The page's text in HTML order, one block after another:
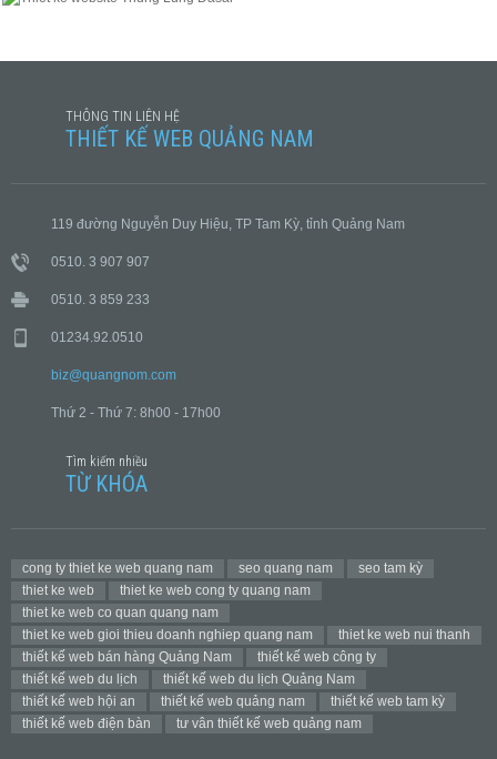
THÔNG TIN LIÊN HỆ
THIẾT KẾ WEB QUẢNG NAM
119 đường Nguyễn Duy Hiệu, TP Tam Kỳ, tỉnh Quảng Nam
0510. 3 907 907
0510. 3 859 233
01234.92.0510
biz@quangnom.com
Thứ 2 - Thứ 7: 8h00 - 17h00
Tìm kiếm nhiều
TỪ KHÓA
cong ty thiet ke web quang nam seo quang nam
seo tam kỳ
thiet ke web
thiet ke web cong ty quang nam
thiet ke web co quan quang nam
thiet ke web gioi thieu doanh nghiep quang nam
thiet ke web nui thanh
thiết kế web bán hàng Quảng Nam
thiết kế web công ty
thiết kế web du lịch
thiết kế web du lịch Quảng Nam
thiết kế web hội an
thiết kế web quảng nam
thiết kế web tam kỳ
thiết kế web điện bàn
tư vân thiết kế web quảng nam